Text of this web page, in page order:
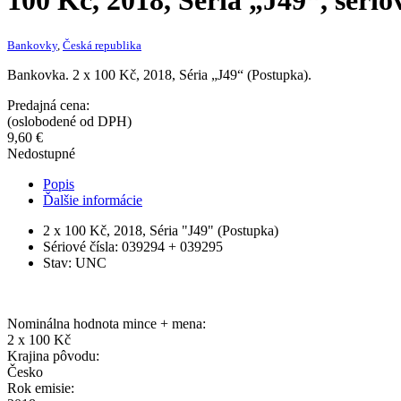
Bankovky, Česká republika
Bankovka. 2 x 100 Kč, 2018, Séria „J49“ (Postupka).
Predajná cena:
(oslobodené od DPH)
9,60 €
Nedostupné
Popis
Ďalšie informácie
2 x 100 Kč, 2018, Séria "J49" (Postupka)
Sériové čísla: 039294 + 039295
Stav: UNC
Nominálna hodnota mince + mena:
2 x 100 Kč
Krajina pôvodu:
Česko
Rok emisie: